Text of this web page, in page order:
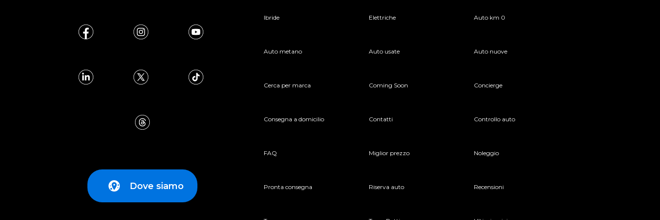
Dove siamo
Ibride Elettriche Auto km 0
Auto metano Auto usate Auto nuove
Cerca per marca Coming Soon Concierge
Consegna a domicilio Contatti Controllo auto
FAQ Miglior prezzo Noleggio
Pronta consegna Riserva auto Recensioni